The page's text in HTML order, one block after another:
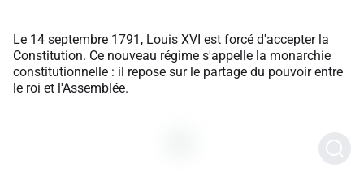
Le 14 septembre 1791, Louis XVI est forcé d'accepter la
Constitution. Ce nouveau régime s'appelle la monarchie
constitutionnelle : il repose sur le partage du pouvoir entre
le roi et l'Assemblée.